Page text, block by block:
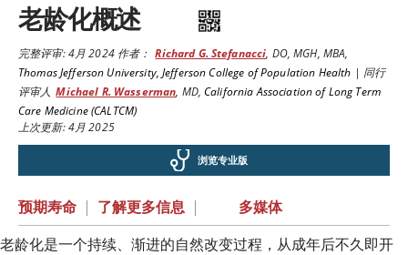
老龄化概述
完整评审:4月 2024作者： Richard G. Stefanacci, DO, MGH, MBA,
Thomas Jefferson University, Jefferson College of Population Health | 同行
评审人 Michael R. Wasserman, MD,California Association of Long Term
Care Medicine (CALTCM)
上次更新: 4月 2025
浏览专业版
预期寿命 | 了解更多信息 |
多媒体
老龄化是一个持续、渐进的自然改变过程，从成年后不久即开